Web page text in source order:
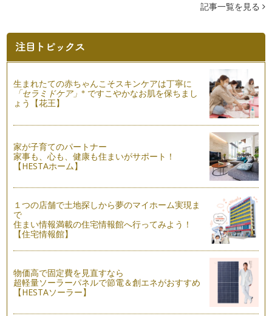
う気分になりますね。夏は、露出度も…
いつまでもキレイなママ☆の味方の色
ママとして妻として女性として、やっぱり、いつまでもキレイ
でいたいしキレイでいられたら嬉しい…
頭が良くなる色って？
学校関係の講座に伺うと必ず聞かれるご質問で『勉強部屋は何
自分でお洋服選びさせてみませんか？
４月の入園・入学、進級から楽しい連休も終わって新しい環
目からも美味しく♪色の効果
GWは家族でお出掛けに行く機会も多いと思います。そんな行
楽シーズンは、『お弁当』 の登場回…
「はじめまして」のお助けカラー
春は子育てママにとって、何かと忙しい季節。転勤やお引越し
での新しい環境。子どもの入園・入学…
色が持っている魔法のチカラ
私たちは、日常の中で 目を開けている時は、絶えずたくさん
記事一覧を見る
生まれたての赤ちゃんこそスキンケアは丁寧に
「セラミドケア」※ ですこやかなお肌を保ちまし
ょう【花王】
家が子育てのパートナー
家事も、心も、健康も住まいがサポート！
【HESTAホーム】
１つの店舗で土地探しから夢のマイホーム実現ま
で
住まい情報満載の住宅情報館へ行ってみよう！
【住宅情報館】
物価高で固定費を見直すなら
超軽量ソーラーパネルで節電＆創エネがおすすめ
【HESTAソーラー】